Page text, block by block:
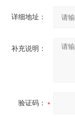
详细地址：
补充说明：
验证码：